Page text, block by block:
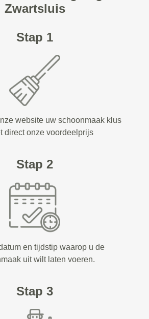
Zwartsluis
Stap 1
website uw schoonmaak klus
direct onze voordeelprijs
Stap 2
en tijdstip waarop u de
uit wilt laten voeren.
Stap 3